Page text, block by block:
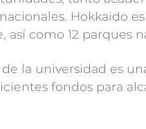
Hokkaido
como 12 parques
la universidad es
fondos para